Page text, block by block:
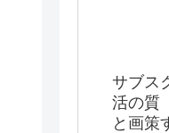
サブス
活の質
と画策